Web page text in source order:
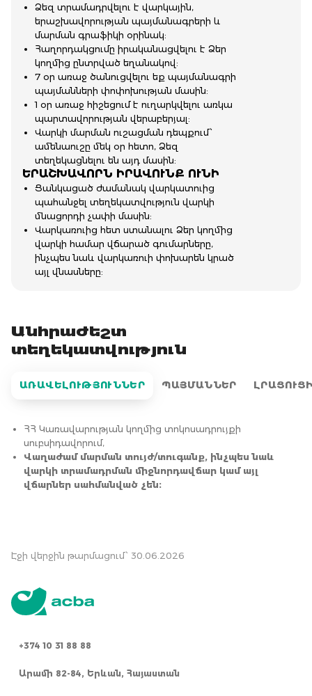
Ձեզ տրամադրվելու է վարկային,
երաշխավորության պայմանագրերի և
մարման գրաֆիկի օրինակ:
Հաղորդակցումը իրականացվելու է Ձեր
կողմից ընտրված եղանակով:
7 օր առաջ ծանուցվելու եք պայմանագրի
պայմանների փոփոխության մասին:
1 օր առաջ հիշեցում է ուղարկվելու առկա
պարտավորության վերաբերյալ:
Վարկի մարման ուշացման դեպքում՝
ամենաուշը մեկ օր հետո, Ձեզ
տեղեկացնելու են այդ մասին:
ԵՐԱՇԽԱՎՈՐՆ ԻՐԱՎՈՒՆՔ ՈՒՆԻ
Ցանկացած ժամանակ վարկատուից
պահանջել տեղեկատվություն վարկի
մնացորդի չափի մասին:
Վարկառուից հետ ստանալու Ձեր կողմից
վարկի համար վճարած գումարները,
ինչպես նաև վարկառուի փոխարեն կրած
այլ վնասները:
Անհրաժեշտ
տեղեկատվություն
ԱՌԱՎԵԼՈՒԹՅՈՒՆՆԵՐ ՊԱՅՄԱՆՆԵՐ
ՀՀ Կառավարության կողմից տոկոսադրույքի
սուբսիդավորում,
Վաղաժամ մարման տույժ/տուգանք, ինչպես նաև
վարկի տրամադրման միջնորդավճար կամ այլ
վճարներ սահմանված չեն։
Էջի վերջին թարմացում՝ 30.06.2026
+374 10 31 88 88
Արամի 82-84, Երևան, Հայաստան